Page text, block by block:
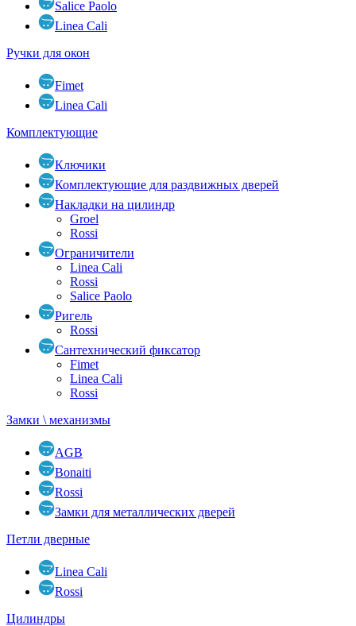
Salice Paolo
Linea Cali
Ручки для окон
Fimet
Linea Cali
Комплектующие
Ключики
Комплектующие для раздвижных дверей
Накладки на цилиндр
Groel
Rossi
Ограничители
Linea Cali
Rossi
Salice Paolo
Ригель
Rossi
Сантехнический фиксатор
Fimet
Linea Cali
Rossi
Замки \ механизмы
AGB
Bonaiti
Rossi
Замки для металлических дверей
Петли дверные
Linea Cali
Rossi
Цилиндры